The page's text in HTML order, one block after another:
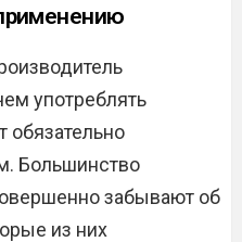
употреблять
обязательно
Большинство
забывают об
из них